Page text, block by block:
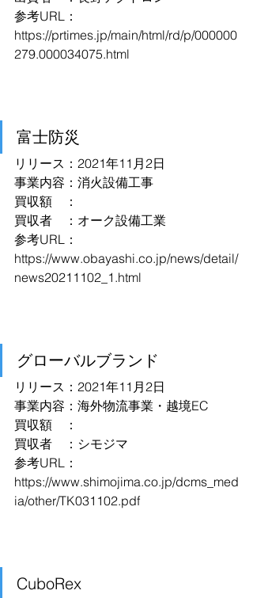
参考URL：
https://prtimes.jp/main/html/rd/p/000000
279.000034075.html
富士防災
リリース：2021年11月2日
事業内容：消火設備工事
買収額　：
買収者　：オーク設備工業
参考URL：
https://www.obayashi.co.jp/news/detail/
news20211102_1.html
グローバルブランド
リリース：2021年11月2日
事業内容：海外物流事業・越境EC
買収額　：
買収者　：シモジマ
参考URL：
https://www.shimojima.co.jp/dcms_med
ia/other/TK031102.pdf
CuboRex